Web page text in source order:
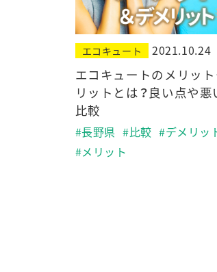
エコキュート 2021.10.24
エコキュートのメリット
リットとは？良い点や悪
比較
#長野県 #比較 #デメリッ
#メリット